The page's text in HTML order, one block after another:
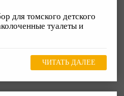
для томского детского
туалеты и
ЧИТАТЬ ДАЛЕЕ